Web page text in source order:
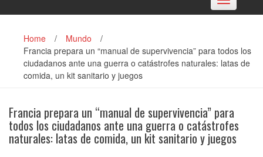
navigation
Home / Mundo
/
Francia prepara un “manual de supervivencia” para todos los
ciudadanos ante una guerra o catástrofes naturales: latas de
comida, un kit sanitario y juegos
Francia prepara un “manual de supervivencia” para
todos los ciudadanos ante una guerra o catástrofes
naturales: latas de comida, un kit sanitario y juegos